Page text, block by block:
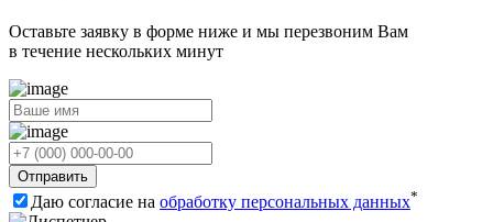
Оставьте заявку в форме ниже и мы перезвоним Вам
в течение нескольких минут
Отправить
Даю согласие на обработку персональных данных*